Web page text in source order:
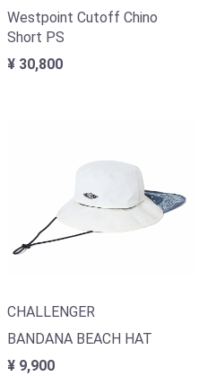
Westpoint Cutoff Chino
Short PS
¥ 30,800
CHALLENGER
BANDANA BEACH HAT
¥ 9,900